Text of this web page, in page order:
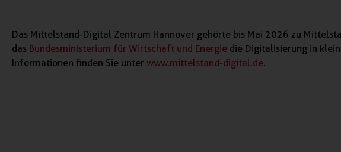
Das Mittelstand-Digital Zentrum Hannover gehörte bis Mai 2026 zu
das Bundesministerium für Wirtschaft und Energie die Digitalisierung in
Informationen finden Sie unter www.mittelstand-digital.de.